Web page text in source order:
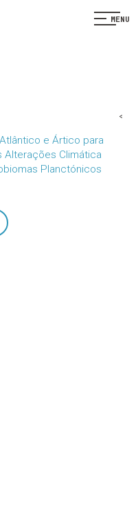
MENU
e Ártico para
Climática
Planctónicos
<